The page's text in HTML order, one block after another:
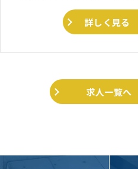
詳しく見る
求人一覧へ